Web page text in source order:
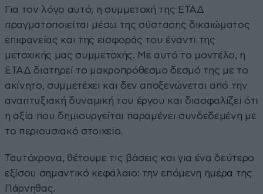
Για τον λόγο αυτό, η συμμετοχή της ΕΤΑΔ
πραγματοποιείται μέσω της σύστασης δικαιώματος
επιφανείας και της εισφοράς του έναντι της
μετοχικής μας συμμετοχής. Με αυτό το μοντέλο, η
ΕΤΑΔ διατηρεί το μακροπρόθεσμο δεσμό της με το
ακίνητο, συμμετέχει και δεν αποξενώνεται από την
αναπτυξιακή δυναμική του έργου και διασφαλίζει ότι
η αξία που δημιουργείται παραμένει συνδεδεμένη με
το περιουσιακό στοιχείο.
Ταυτόχρονα, θέτουμε τις βάσεις και για ένα δεύτερο
εξίσου σημαντικό κεφάλαιο: την επόμενη ημέρα της
Πάρνηθας.